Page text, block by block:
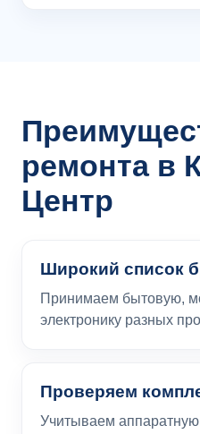
ремонта в
Центр
Широкий список
Принимаем бытовую,
электронику разных
Проверяем
Учитываем